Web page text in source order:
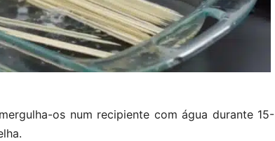
os num recipiente com água durante 15-